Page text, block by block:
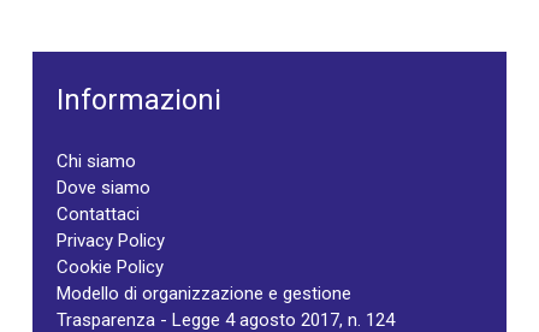
Informazioni
Chi siamo
Dove siamo
Contattaci
Privacy Policy
Cookie Policy
Modello di organizzazione e gestione
Trasparenza - Legge 4 agosto 2017, n. 124